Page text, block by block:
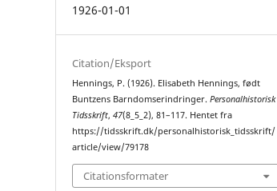
1926-01-01
Citation/Eksport
Hennings, P. (1926). Elisabeth Hennings, født
Buntzens Barndomserindringer.Personalhistorisk
Tidsskrift,47(8_5_2), 81–117. Hentet fra
https://tidsskrift.dk/personalhistorisk_tidsskrift/
article/view/79178
Citationsformater